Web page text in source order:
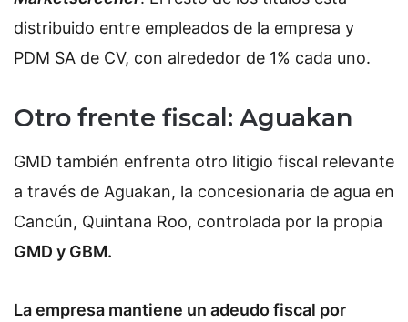
distribuido entre empleados de la empresa y
PDM SA de CV, con alrededor de 1% cada uno.
Otro frente fiscal: Aguakan
GMD también enfrenta otro litigio fiscal relevante
a través de Aguakan, la concesionaria de agua en
Cancún, Quintana Roo, controlada por la propia
GMD y GBM.
La empresa mantiene un adeudo fiscal por